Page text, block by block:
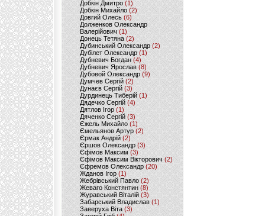
Добкін Дмитро(1)
Добкін Михайло (2)
Довгий Олесь (6)
Долженков Олександр
Валерійович (1)
Донець Тетяна (2)
Дубинський Олександр(2)
Дубілет Олександр (1)
Дубневич Богдан (4)
Дубневич Ярослав (8)
Дубовой Олександр(9)
Думчев Сергій (2)
Дунаєв Сергій(3)
Дурдинець Тиберій (1)
Дядечко Сергій (4)
Дятлов Ігор (1)
Дяченко Сергій (3)
Єжель Михайло (1)
Ємельянов Артур (2)
Єрмак Андрій (2)
Єршов Олександр (3)
Єфімов Максим (3)
Єфімов Максим Вікторович (2)
Єфремов Олександр (20)
Жданов Ігор (1)
Жебрівський Павло (2)
Жеваго Констянтин (8)
Журавський Віталій (3)
Забарський Владислав (1)
Заверуха Віта (3)